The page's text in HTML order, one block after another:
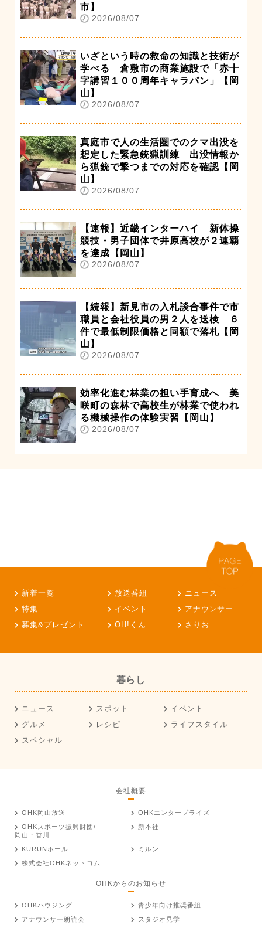
市】
2026/08/07
いざという時の救命の知識と技術が
学べる 倉敷市の商業施設で「赤十
字講習１００周年キャラバン」【岡
山】
2026/08/07
真庭市で人の生活圏でのクマ出没を
想定した緊急銃猟訓練 出没情報か
ら猟銃で撃つまでの対応を確認【岡
山】
2026/08/07
【速報】近畿インターハイ 新体操
競技・男子団体で井原高校が２連覇
を達成【岡山】
2026/08/07
【続報】新見市の入札談合事件で市
職員と会社役員の男２人を送検 ６
件で最低制限価格と同額で落札【岡
山】
2026/08/07
効率化進む林業の担い手育成へ 美
咲町の森林で高校生が林業で使われ
る機械操作の体験実習【岡山】
2026/08/07
新着一覧 放送番組
ニュース
特集
イベント
アナウンサー
募集&プレゼント
OH!くん さりお
暮らし
ニュース スポット
イベント
グルメ
レシピ
ライフスタイル
スペシャル
会社概要
OHK岡山放送
OHKエンタープライズ
OHKスポーツ振興財団/
岡山・香川
新本社
KURUNホール
ミルン
株式会社OHKネットコム
OHKからのお知らせ
OHKハウジング
青少年向け推奨番組
アナウンサー朗読会
スタジオ見学